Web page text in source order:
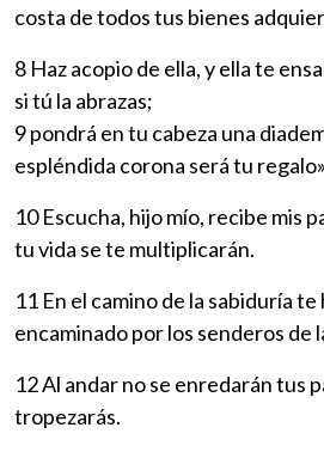
costa de todos tus bienes
8 Haz acopio de ella, y ella te
si tú la abrazas;
9 pondrá en tu cabeza una
espléndida corona será tu
10 Escucha, hijo mío, recibe mis
tu vida se te multiplicarán.
11 En el camino de la sabiduría
encaminado por los senderos de
12 Al andar no se enredarán tus
tropezarás.